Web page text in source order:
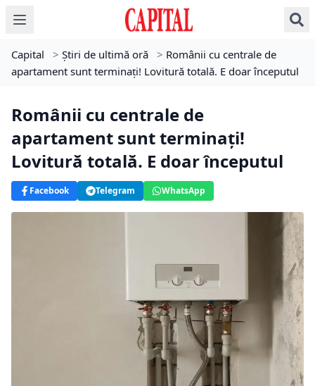
Capital > Știri de ultimă oră > Românii cu centrale de
apartament sunt terminați! Lovitură totală. E doar începutul
Românii cu centrale de
apartament sunt terminați!
Lovitură totală. E doar începutul
Facebook Telegram WhatsApp